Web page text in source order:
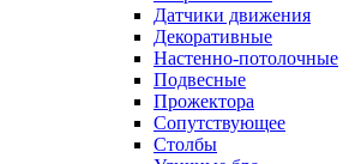
Датчики движения
Декоративные
Настенно-потолочные
Подвесные
Прожектора
Сопутствующее
Столбы